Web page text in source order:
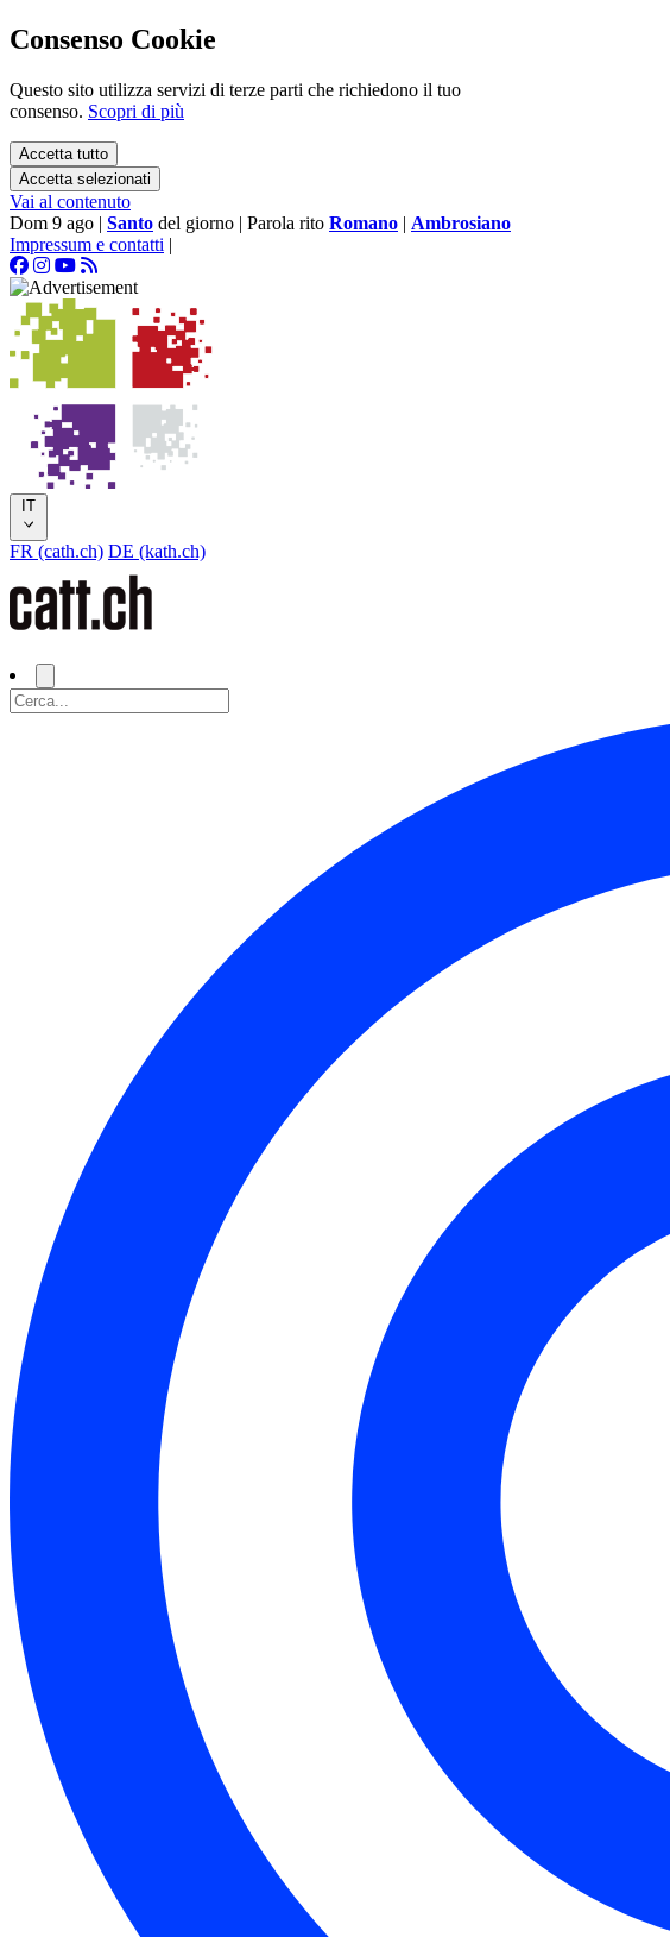
Consenso Cookie
Questo sito utilizza servizi di terze parti che richiedono il tuo
consenso. Scopri di più
Accetta tutto
Accetta selezionati
Vai al contenuto
Dom 9 ago | Santo del giorno | Parola rito Romano | Ambrosiano
Impressum e contatti |
IT
FR (cath.ch) DE (kath.ch)